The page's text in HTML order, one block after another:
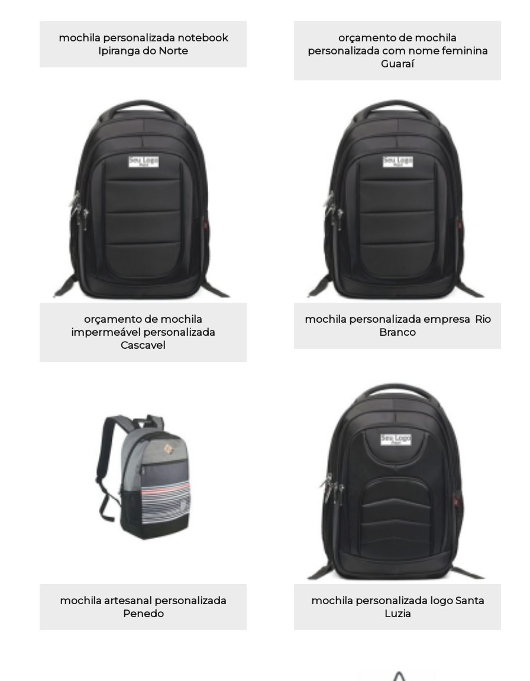
mochila personalizada notebook
Ipiranga do Norte
orçamento de mochila
personalizada com nome feminina
Guaraí
orçamento de mochila
impermeável personalizada
Cascavel
mochila personalizada empresa Rio
Branco
mochila artesanal personalizada
Penedo
mochila personalizada logo Santa
Luzia